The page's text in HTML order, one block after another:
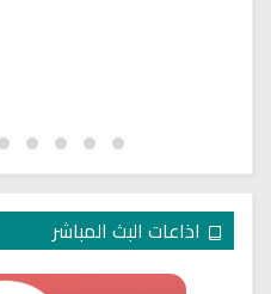
اذاعات البث المباشر